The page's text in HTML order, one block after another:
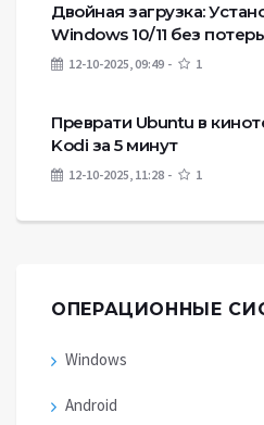
Двойная загрузка:
Windows 10/11 без
12-10-2025, 09:49 1
Преврати Ubuntu в
Kodi за 5 минут
12-10-2025, 11:28 1
ОПЕРАЦИОННЫЕ
Windows
Android